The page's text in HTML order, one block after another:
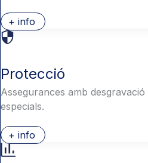
+ info
Protecció
Assegurances amb
especials.
+ info